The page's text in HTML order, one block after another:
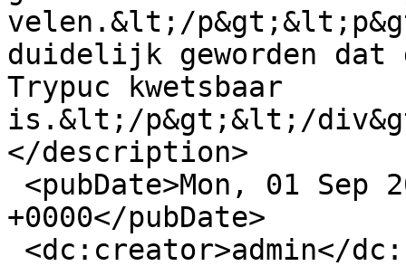
velen.&lt;/
duidelijk geworden dat
Trypuc kwetsbaar
is.&lt;/p&gt;&lt;/
</description>
+0000</pubDate>